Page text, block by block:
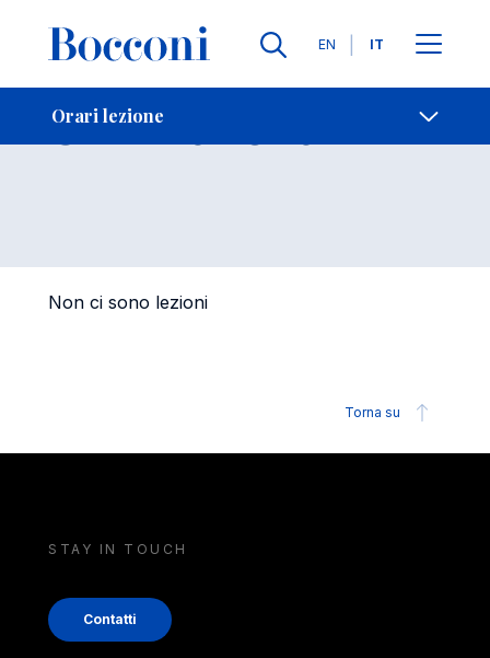
Lingue
EN IT
Orari lezione
-
Orari lezione Open
Non ci sono lezioni
Torna su
STAY IN TOUCH
Contatti